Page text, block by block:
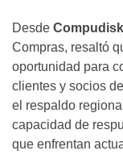
Desde
Compras, resaltó
oportunidad para
clientes y socios
el respaldo
capacidad de
que enfrentan